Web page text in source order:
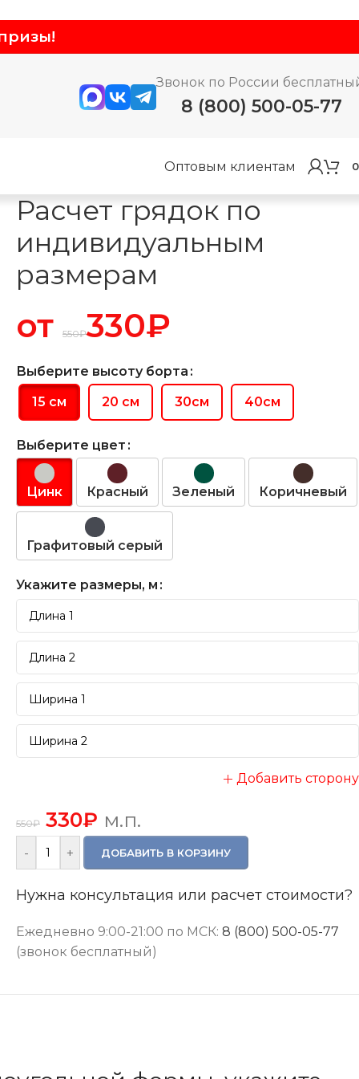
Звонок по России
8 (800) 500-05-77
Оптовым клиентам 0
Расчет грядок по
индивидуальным
размерам
от 550₽330₽
Выберите высоту борта
15 см
20 см 30см 40см
Выберите цвет
Цинк Красный Зеленый Коричневый
Графитовый серый
Укажите размеры, м
Добавить сторону
550₽ 330₽ м.п.
- + ДОБАВИТЬ В КОРЗИНУ
Нужна консультация или расчет стоимости?
Ежедневно 9:00-21:00 по МСК: 8 (800) 500-05-77
(звонок бесплатный)